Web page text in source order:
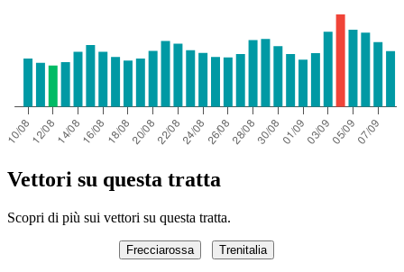
Vettori su questa tratta
Scopri di più sui vettori su questa tratta.
Frecciarossa Trenitalia